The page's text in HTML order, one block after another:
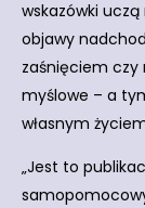
wskazówki
objawy
zaśnięciem
myślowe – a
własnym
„Jest to